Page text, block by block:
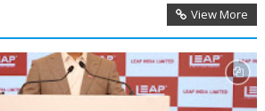
View More